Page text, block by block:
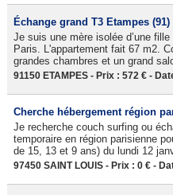
Échange grand T3 Etampes
Je suis une mère isolée d’une
Paris. L'appartement fait 67 m2.
grandes chambres et un grand
91150 ETAMPES - Prix : 572 € -
Cherche hébergement région
Je recherche couch surfing ou
temporaire en région parisienne
de 15, 13 et 9 ans) du lundi 12
97450 SAINT LOUIS - Prix : 0 € -